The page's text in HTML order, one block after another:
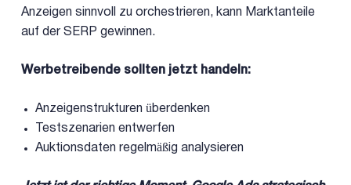
Anzeigen sinnvoll zu orchestrieren, kann Marktanteile
auf der SERP gewinnen.
Werbetreibende sollten jetzt handeln:
Anzeigenstrukturen überdenken
Testszenarien entwerfen
Auktionsdaten regelmäßig analysieren